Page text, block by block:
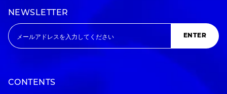
NEWSLETTER
ENTER
CONTENTS